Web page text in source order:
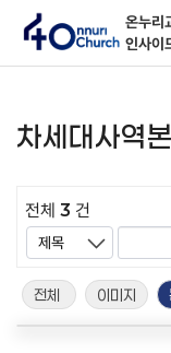
온누리
인사이
차세대사역
전체 3 건
전체 이미지